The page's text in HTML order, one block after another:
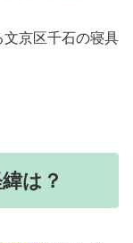
京区千石の寝具
は？